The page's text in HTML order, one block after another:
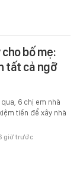
bố mẹ:
tất cả ngỡ
6 chị em nhà
tiền để xây nhà
giờ trước